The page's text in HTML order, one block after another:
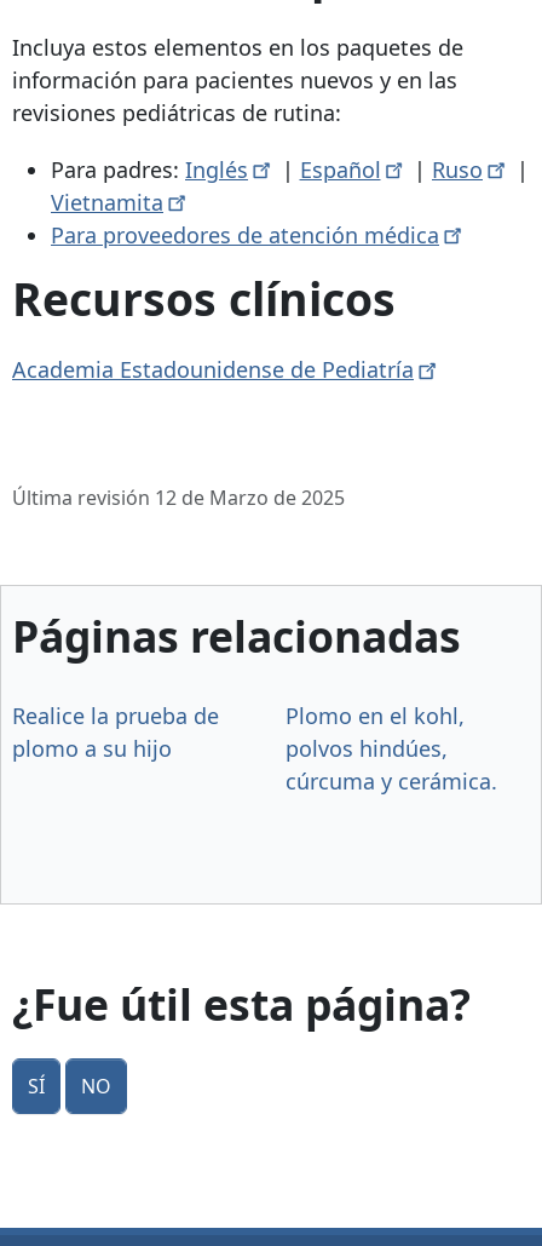
Incluya estos elementos en los paquetes de
información para pacientes nuevos y en las
revisiones pediátricas de rutina:
Para padres: Inglés | Español | Ruso
|
Vietnamita
Para proveedores de atención médica
Recursos clínicos
Academia Estadounidense de Pediatría
Última revisión 12 de Marzo de 2025
Páginas relacionadas
Realice la prueba de
plomo a su hijo
Plomo en el kohl,
polvos hindúes,
cúrcuma y cerámica.
¿Fue útil esta página?
Sí No